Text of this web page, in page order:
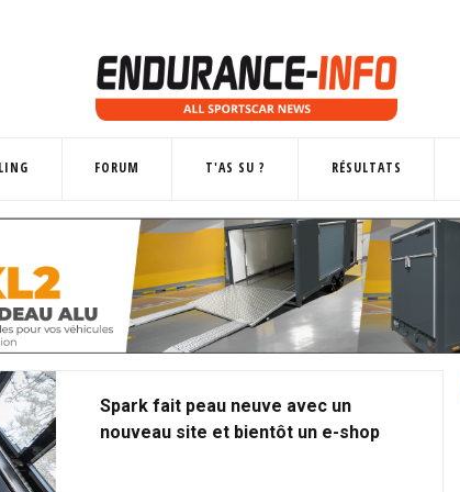
FORUM T'AS SU ? RÉSULTATS
Spark fait peau neuve avec un
nouveau site et bientôt un e-shop